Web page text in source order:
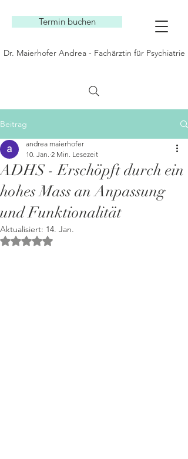
Dr. Maierhofer Andrea - Fachärztin für Psychiatrie
Termin buchen
Beitrag
ADHS - Erschöpft durch ein
hohes Mass an Anpassung
und Funktionalität
andrea maierhofer
10. Jan. 2 Min. Lesezeit
Aktualisiert: 14. Jan.
Mit NaN von 5 Sternen bewertet.